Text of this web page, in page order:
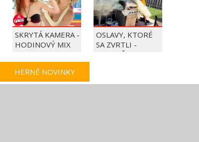
SKRYTÁ KAMERA -
HODINOVÝ MIX
OSLAVY, KTORÉ
SA ZVRTLI -
NAJLEPŠIE
HERNÉ NOVINKY